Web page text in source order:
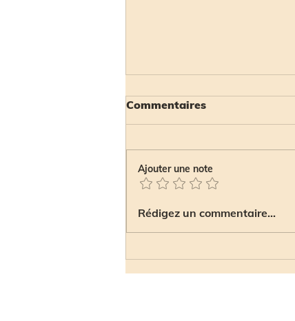
JELO PÊCHE LES SECRETS
Commentaires
Ajouter une note
Rédigez un commentaire...